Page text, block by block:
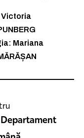
Victoria
Mariana